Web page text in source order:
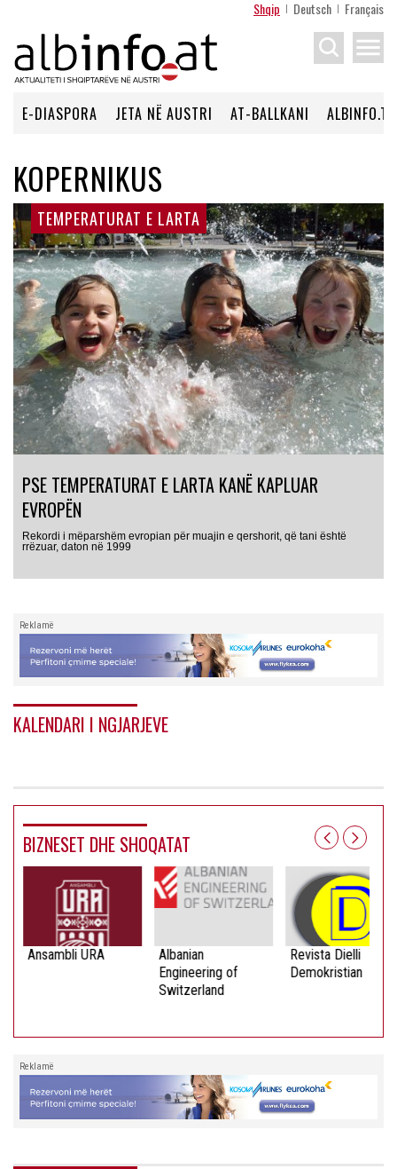
Shqip Deutsch Français
menu
E-DIASPORA JETA NË AUSTRI AT-BALLKANI ALBINFO.TV
KOPERNIKUS
TEMPERATURAT E LARTA
PSE TEMPERATURAT E LARTA KANË KAPLUAR
EVROPËN
Rekordi i mëparshëm evropian për muajin e qershorit, që tani është
rrëzuar, daton në 1999
Reklamë
KALENDARI I NGJARJEVE
BIZNESET DHE SHOQATAT
Ansambli URA
Albanian
Engineering of
Switzerland
Revista Dielli
Demokristian
Reklamë